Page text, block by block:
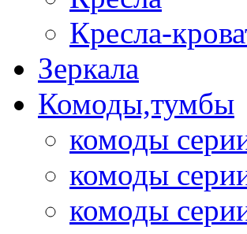
Кресла-
Зеркала
Комоды,тумбы
комоды
комоды
комоды